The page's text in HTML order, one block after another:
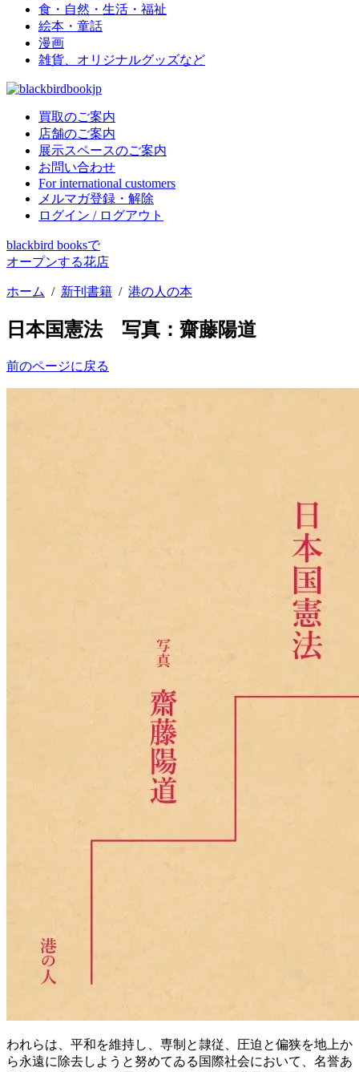
食・自然・生活・福祉
絵本・童話
漫画
雑貨、オリジナルグッズなど
買取のご案内
店舗のご案内
展示スペースのご案内
お問い合わせ
For international customers
メルマガ登録・解除
ログイン / ログアウト
blackbird booksで
オープンする花店
ホーム / 新刊書籍 / 港の人の本
日本国憲法 写真：齋藤陽道
前のページに戻る
われらは、平和を維持し、専制と隷従、圧迫と偏狭を地上か
ら永遠に除去しようと努めてゐる国際社会において、名誉あ